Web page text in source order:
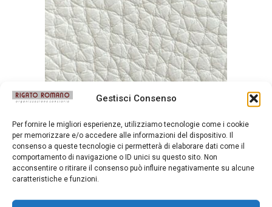
Gestisci Consenso
Per fornire le migliori esperienze, utilizziamo tecnologie come i cookie
per memorizzare e/o accedere alle informazioni del dispositivo. Il
consenso a queste tecnologie ci permetterà di elaborare dati come il
comportamento di navigazione o ID unici su questo sito. Non
acconsentire o ritirare il consenso può influire negativamente su alcune
caratteristiche e funzioni.
Durango Aglio